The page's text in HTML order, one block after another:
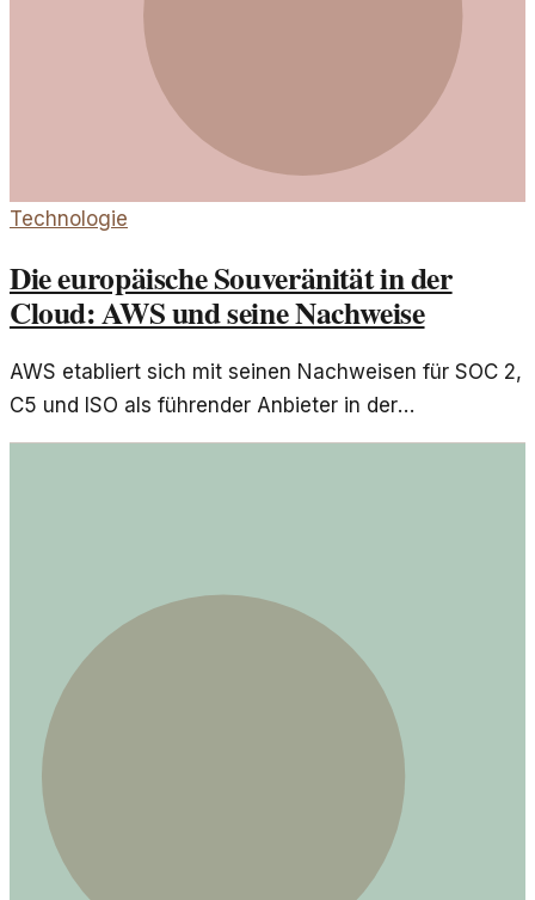
Technologie
Die europäische Souveränität in der
Cloud: AWS und seine Nachweise
AWS etabliert sich mit seinen Nachweisen für SOC 2,
C5 und ISO als führender Anbieter in der
europäischen Cloud-Industrie. Die Entwicklung dieser